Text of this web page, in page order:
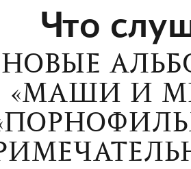
Что
НОВЫЕ
«МАШИ И